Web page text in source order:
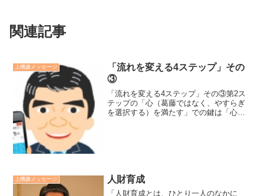
関連記事
上機嫌メッセージ
「流れを変える4ステップ」その
③
「流れを変える4ステップ」その③第2ス
テップの「心（葛藤ではなく、やすらぎ
を選択する）を満たす」での鍵は「心の
上機嫌メッセージ 人財育成
「人財育成とは、ひとり一人のなかに